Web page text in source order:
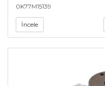
0K77M15139
İncele